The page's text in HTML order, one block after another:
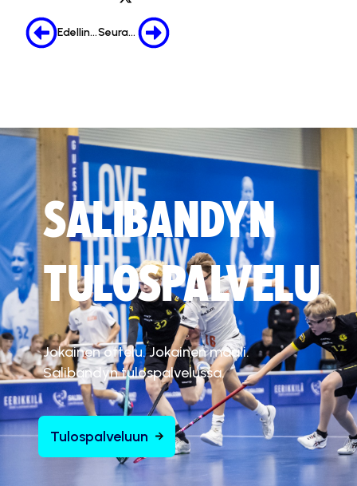
Edellinen Seuraava
SALIBANDYN
TULOSPALVELU
Jokainen ottelu. Jokainen maali.
Salibandyn tulospalvelussa.
Tulospalveluun